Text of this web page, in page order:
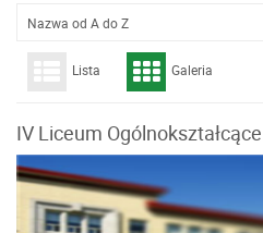
Nazwa od A do Z
Lista Galeria
IV Liceum